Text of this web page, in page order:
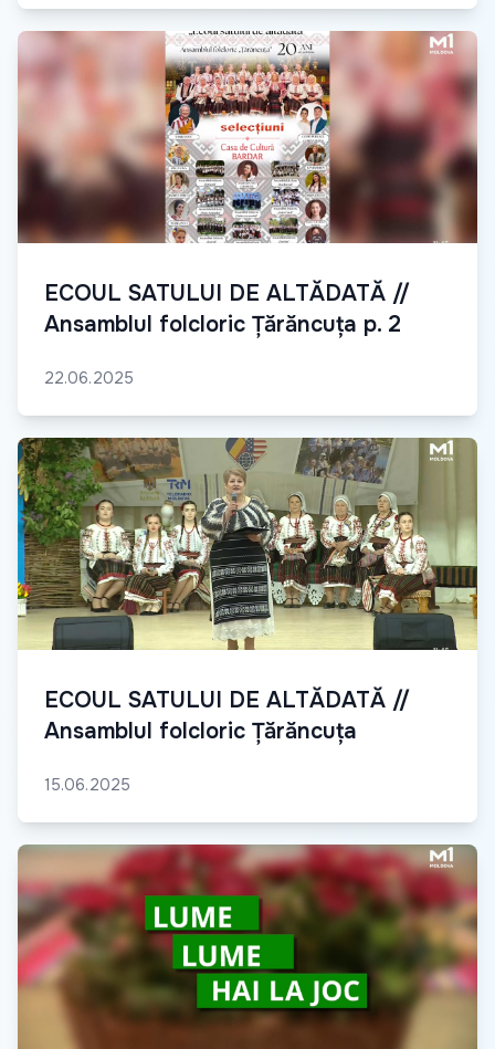
ECOUL SATULUI DE ALTĂDATĂ //
Ansamblul folcloric Țărăncuța p. 2
22.06.2025
ECOUL SATULUI DE ALTĂDATĂ //
Ansamblul folcloric Țărăncuța
15.06.2025